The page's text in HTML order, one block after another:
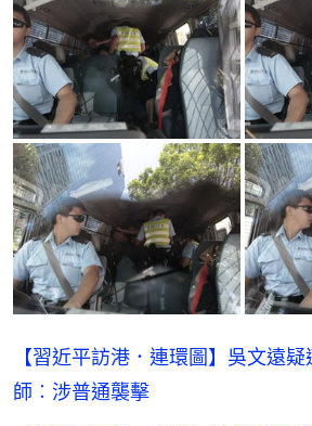
【習近平訪港．連環圖】吳文遠
師︰涉普通襲擊